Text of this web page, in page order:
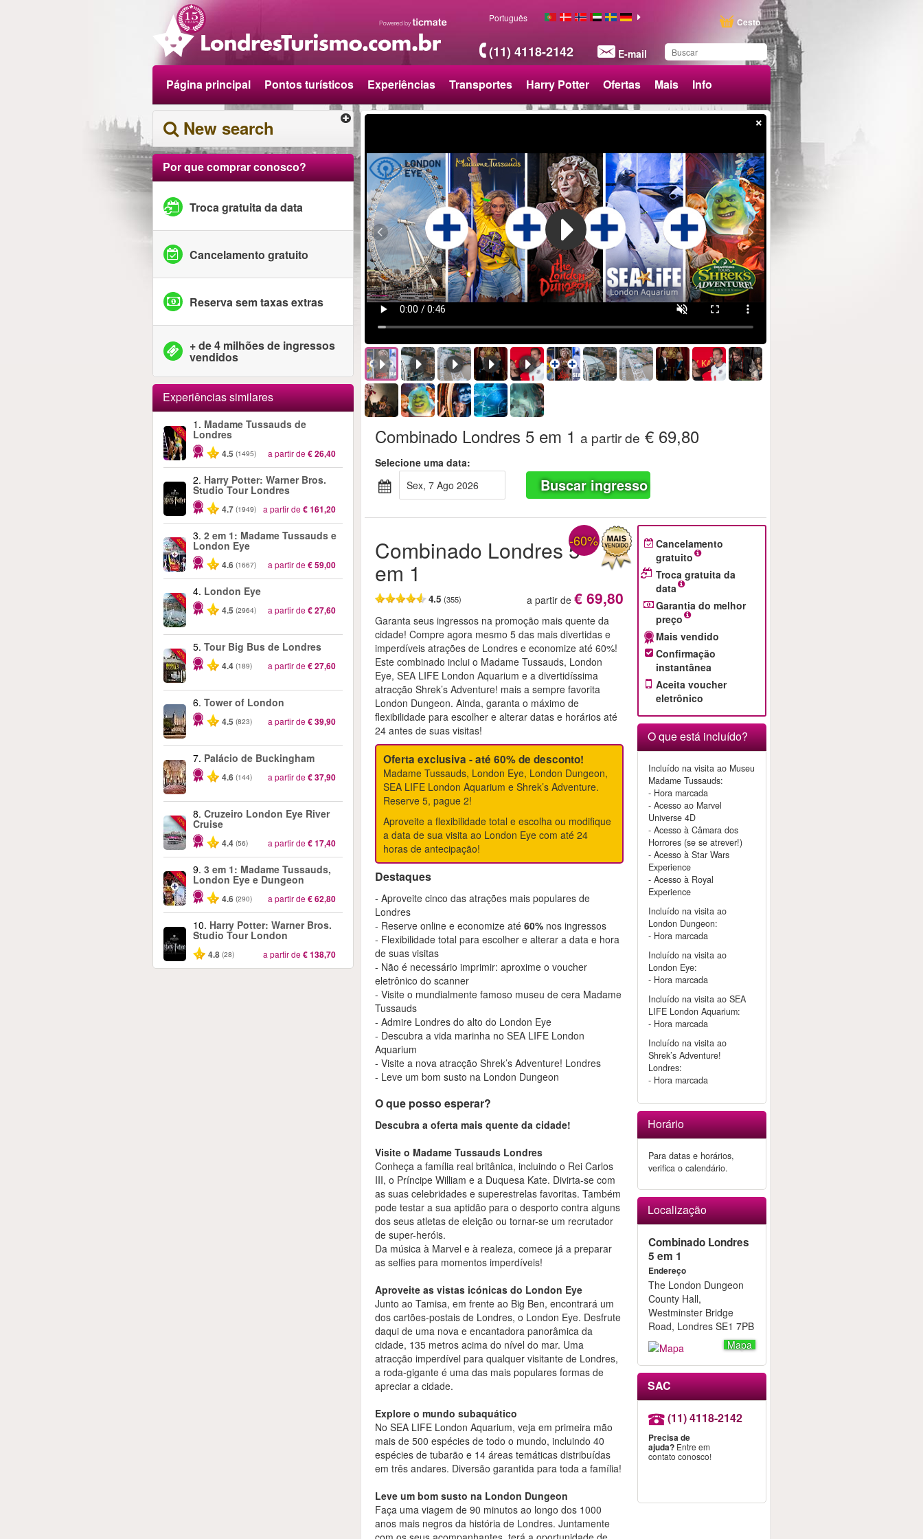
(11) 4118-2142 E-mail
Cesto
Português
Página principal Pontos turísticos Experiências Transportes Harry Potter Ofertas Mais Info
New search
Por que comprar conosco?
Troca gratuita da data
Cancelamento gratuito
Reserva sem taxas extras
+ de 4 milhões de ingressos
vendidos
Experiências similares
-25%
1. Madame Tussauds de
Londres
4.5 (1495) a partir de€ 26,40
2. Harry Potter: Warner Bros.
Studio Tour Londres
4.7 (1949) a partir de€ 161,20
-40%
3. 2 em 1: Madame Tussauds e
London Eye
4.6 (1667) a partir de€ 59,00
-25%
4. London Eye
4.5 (2964) a partir de€ 27,60
-40%
5. Tour Big Bus de Londres
4.4 (189) a partir de€ 27,60
6. Tower of London
4.5 (823) a partir de€ 39,90
7. Palácio de Buckingham
4.6 (144) a partir de€ 37,90
-10%
8. Cruzeiro London Eye River
Cruise
4.4 (56) a partir de€ 17,40
-30%
9. 3 em 1: Madame Tussauds,
London Eye e Dungeon
4.6 (290) a partir de€ 62,80
10. Harry Potter: Warner Bros.
Studio Tour London
4.8 (28) a partir de€ 138,70
×
Combinado Londres 5 em 1 a partir de € 69,80
Selecione uma data:
sex, 7 Ago 2026
Buscar ingresso
Combinado Londres 5
em 1
-60%
4.5(355) a partir de € 69,80
Garanta seus ingressos na promoção mais quente da
cidade! Compre agora mesmo 5 das mais divertidas e
imperdíveis atrações de Londres e economize até 60%!
Este combinado inclui o Madame Tussauds, London
Eye, SEA LIFE London Aquarium e a divertidíssima
atracção Shrek’s Adventure! mais a sempre favorita
London Dungeon. Ainda, garanta o máximo de
flexibilidade para escolher e alterar datas e horários até
24 antes de suas visitas!
Oferta exclusiva - até 60% de desconto!
Madame Tussauds, London Eye, London Dungeon,
SEA LIFE London Aquarium e Shrek’s Adventure.
Reserve 5, pague 2!
Aproveite a flexibilidade total e escolha ou modifique
a data de sua visita ao London Eye com até 24
horas de antecipação!
Destaques
- Aproveite cinco das atrações mais populares de
Londres
- Reserve online e economize até60% nos ingressos
- Flexibilidade total para escolher e alterar a data e hora
de suas visitas
- Não é necessário imprimir: aproxime o voucher
eletrônico do scanner
- Visite o mundialmente famoso museu de cera Madame
Tussauds
- Admire Londres do alto do London Eye
- Descubra a vida marinha no SEA LIFE London
Aquarium
- Visite a nova atracção Shrek’s Adventure! Londres
- Leve um bom susto na London Dungeon
O que posso esperar?
Descubra a oferta mais quente da cidade!
Visite o Madame Tussauds Londres
Conheça a família real britânica, incluindo o Rei Carlos
III, o Príncipe William e a Duquesa Kate. Divirta-se com
as suas celebridades e superestrelas favoritas. Também
pode testar a sua aptidão para o desporto contra alguns
dos seus atletas de eleição ou tornar-se um recrutador
de super-heróis.
Da música à Marvel e à realeza, comece já a preparar
as selfies para momentos imperdíveis!
Aproveite as vistas icónicas do London Eye
Junto ao Tamisa, em frente ao Big Ben, encontrará um
dos cartões-postais de Londres, o London Eye. Desfrute
daqui de uma nova e encantadora panorâmica da
cidade, 135 metros acima do nível do mar. Uma
atracção imperdível para qualquer visitante de Londres,
a roda-gigante é uma das mais populares formas de
apreciar a cidade.
Explore o mundo subaquático
No SEA LIFE London Aquarium, veja em primeira mão
mais de 500 espécies de todo o mundo, incluindo 40
espécies de tubarão e 14 áreas temáticas distribuídas
em três andares. Diversão garantida para toda a família!
Leve um bom susto na London Dungeon
Faça uma viagem de 90 minutos ao longo dos 1000
anos mais negros da história de Londres. Juntamente
Cancelamento
gratuito
Troca gratuita da
data
Garantia do melhor
preço
Mais vendido
Confirmação
instantânea
Aceita voucher
eletrônico
O que está incluído?
Incluído na visita ao Museu
Madame Tussauds:
- Hora marcada
- Acesso ao Marvel
Universe 4D
- Acesso à Câmara dos
Horrores (se se atrever!)
- Acesso à Star Wars
Experience
- Acesso à Royal
Experience
Incluído na visita ao
London Dungeon:
- Hora marcada
Incluído na visita ao
London Eye:
- Hora marcada
Incluído na visita ao SEA
LIFE London Aquarium:
- Hora marcada
Incluído na visita ao
Shrek’s Adventure!
Londres:
- Hora marcada
Horário
Para datas e horários,
verifica o calendário.
Localização
Combinado Londres
5 em 1
Endereço
The London Dungeon
County Hall,
Westminster Bridge
Road, Londres SE1 7PB
Mapa
SAC
(11) 4118-2142
Precisa de
ajuda?Entre em
contato conosco!